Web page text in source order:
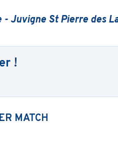
- Juvigne St Pierre des
!
MATCH